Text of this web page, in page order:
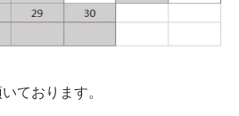
ております。